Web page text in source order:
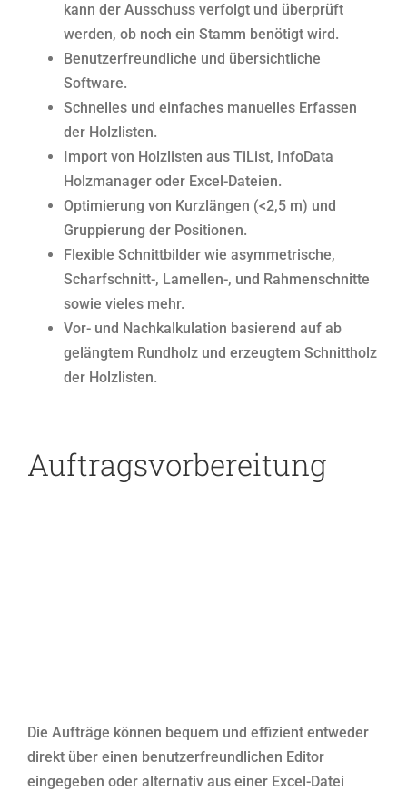
kann der Ausschuss verfolgt und überprüft
werden, ob noch ein Stamm benötigt wird.
Benutzerfreundliche und übersichtliche
Software.
Schnelles und einfaches manuelles Erfassen
der Holzlisten.
Import von Holzlisten aus TiList, InfoData
Holzmanager oder Excel-Dateien.
Optimierung von Kurzlängen (<2,5 m) und
Gruppierung der Positionen.
Flexible Schnittbilder wie asymmetrische,
Scharfschnitt-, Lamellen-, und Rahmenschnitte
sowie vieles mehr.
Vor- und Nachkalkulation basierend auf ab
gelängtem Rundholz und erzeugtem Schnittholz
der Holzlisten.
Auftragsvorbereitung
Die Aufträge können bequem und effizient entweder
direkt über einen benutzerfreundlichen Editor
eingegeben oder alternativ aus einer Excel-Datei